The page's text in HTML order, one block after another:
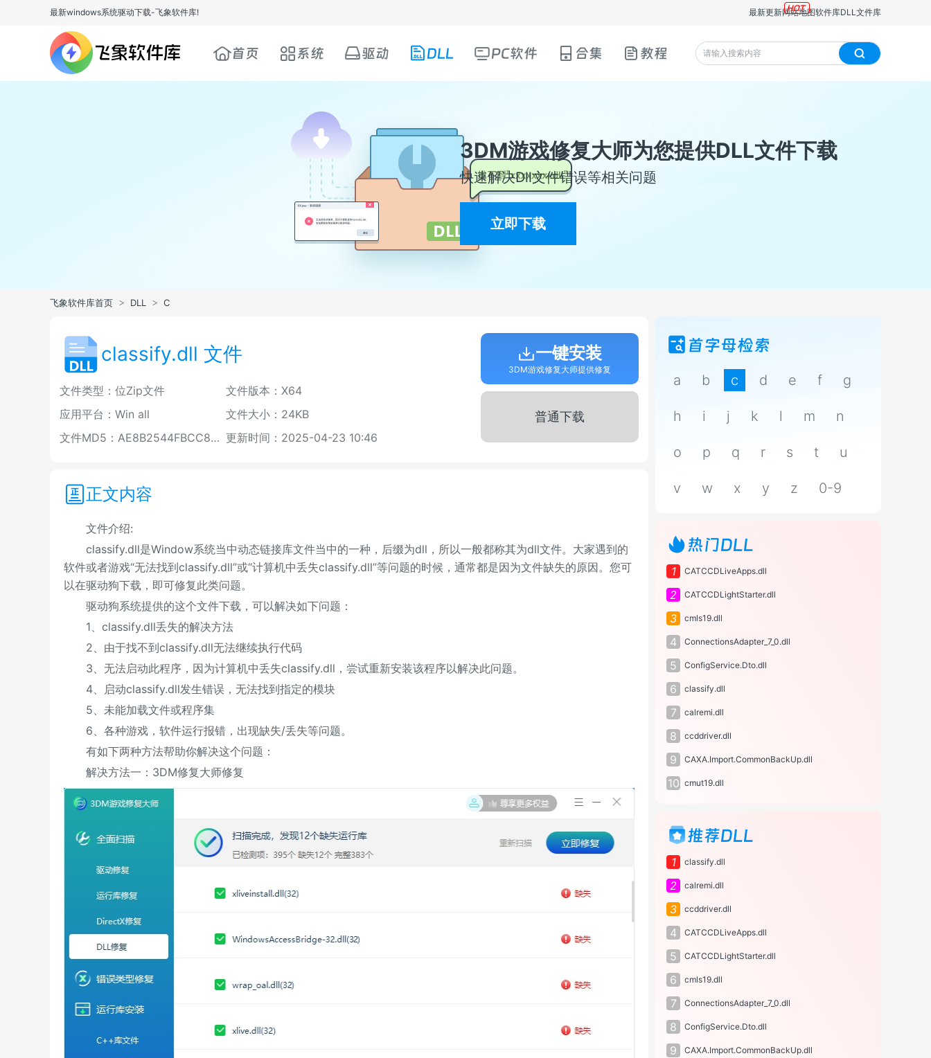
最新windows系统驱动下载-飞象软件库! 最新更新网站地图软件库DLL文件库
首页 系统 驱动 DLL PC软件 合集 教程
3DM游戏修复大师为您提供DLL文件下载
快速解决Dll文件错误等相关问题
立即下载
飞象软件库首页 > DLL > C
classify.dll 文件
文件类型：位Zip文件
文件版本：X64
应用平台：Win all
文件大小：24KB
文件MD5：AE8B2544FBCC85645FDA9A0CF756DA8B 更新时间：2025-04-23 10:46
一键安装
3DM游戏修复大师提供修复
普通下载
正文内容
文件介绍:
classify.dll是Window系统当中动态链接库文件当中的一种，后缀为dll，所以一般都称其为dll文件。大家遇到的
软件或者游戏“无法找到classify.dll”或“计算机中丢失classify.dll”等问题的时候，通常都是因为文件缺失的原因。您可
以在驱动狗下载，即可修复此类问题。
驱动狗系统提供的这个文件下载，可以解决如下问题：
1、classify.dll丢失的解决方法
2、由于找不到classify.dll无法继续执行代码
3、无法启动此程序，因为计算机中丢失classify.dll，尝试重新安装该程序以解决此问题。
4、启动classify.dll发生错误，无法找到指定的模块
5、未能加载文件或程序集
6、各种游戏，软件运行报错，出现缺失/丢失等问题。
有如下两种方法帮助你解决这个问题：
解决方法一：3DM修复大师修复
首字母检索
a b c d e f g
h i j k l m n
o p q r s t u
v w x y z 0-9
热门DLL
1 CATCCDLiveApps.dll
2 CATCCDLightStarter.dll
3 cmls19.dll
4 ConnectionsAdapter_7_0.dll
5 ConfigService.Dto.dll
6 classify.dll
7 calremi.dll
8 ccddriver.dll
9 CAXA.Import.CommonBackUp.dll
10 cmut19.dll
推荐DLL
1 classify.dll
2 calremi.dll
3 ccddriver.dll
4 CATCCDLiveApps.dll
5 CATCCDLightStarter.dll
6 cmls19.dll
7 ConnectionsAdapter_7_0.dll
8 ConfigService.Dto.dll
9 CAXA.Import.CommonBackUp.dll